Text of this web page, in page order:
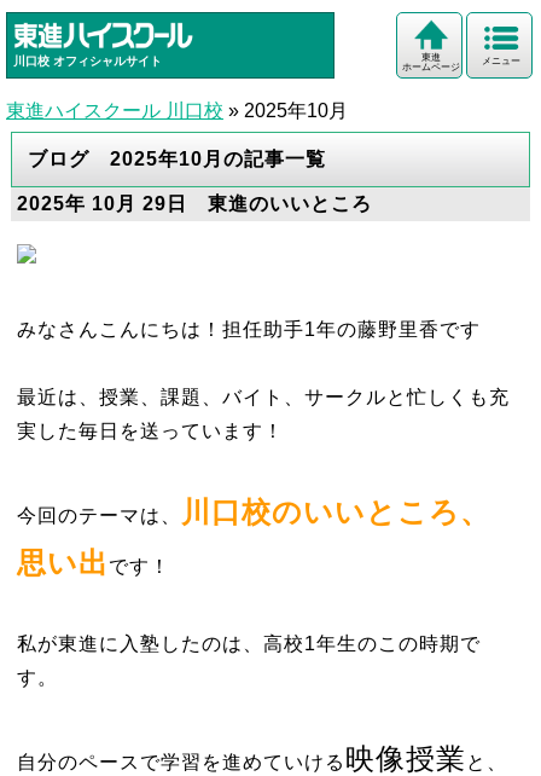
川口校 オフィシャルサイト メニュー
東進
ホームページ
東進ハイスクール 川口校 » 2025年10月
ブログ 2025年10月の記事一覧
2025年 10月 29日 東進のいいところ
みなさんこんにちは！担任助手1年の藤野里香です
最近は、授業、課題、バイト、サークルと忙しくも充
実した毎日を送っています！
今回のテーマは、
川口校のいいところ、
思い出 です！
私が東進に入塾したのは、高校1年生のこの時期で
す。
自分のペースで学習を進めていける 映像授業 と、